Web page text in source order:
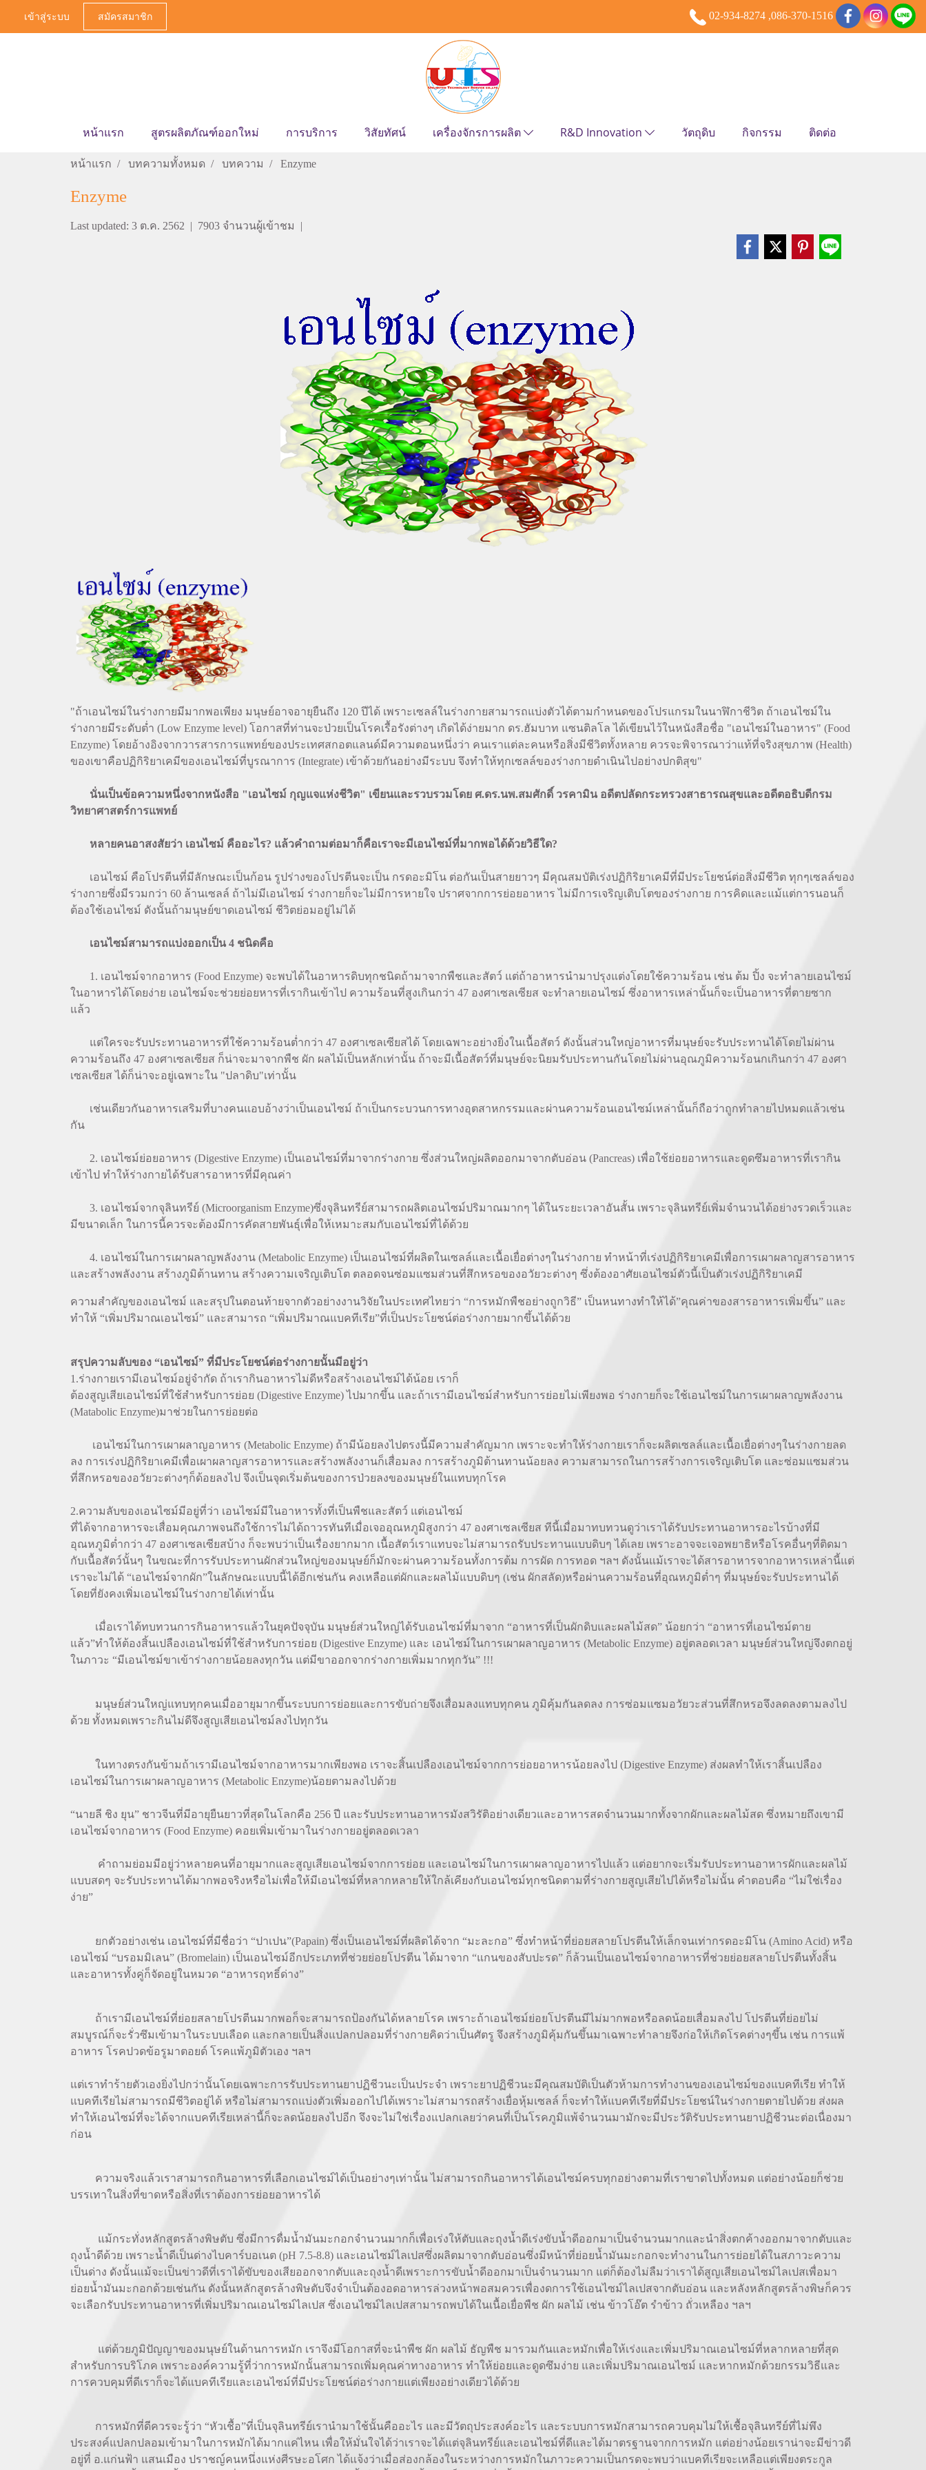
เข้าสู่ระบบ สมัครสมาชิก 02-934-8274 ,086-370-1516
หน้าแรก สูตรผลิตภัณฑ์ออกใหม่ การบริการ วิสัยทัศน์ เครื่องจักรการผลิต R&D Innovation วัตถุดิบ กิจกรรม ติดต่อ
หน้าแรก บทความทั้งหมด บทความ Enzyme
Enzyme
Last updated: 3 ต.ค. 2562 | 7903 จำนวนผู้เข้าชม |
"ถ้าเอนไซม์ในร่างกายมีมากพอเพียง มนุษย์อาจอายุยืนถึง 120 ปีได้ เพราะเซลล์ในร่างกายสามารถแบ่งตัวได้ตามกำหนดของโปรแกรมในนาฬิกาชีวิต ถ้าเอนไซม์ใน
ร่างกายมีระดับต่ำ (Low Enzyme level) โอกาสที่ท่านจะป่วยเป็นโรคเรื้อรังต่างๆ เกิดได้ง่ายมาก ดร.ฮัมบาท แซนติลโล ได้เขียนไว้ในหนังสือชื่อ "เอนไซม์ในอาหาร" (Food
Enzyme) โดยอ้างอิงจากวารสารการแพทย์ของประเทศสกอตแลนด์มีความตอนหนึ่งว่า คนเราแต่ละคนหรือสิ่งมีชีวิตทั้งหลาย ควรจะพิจารณาว่าแท้ที่จริงสุขภาพ (Health)
ของเขาคือปฏิกิริยาเคมีของเอนไซม์ที่บูรณาการ (Integrate) เข้าด้วยกันอย่างมีระบบ จึงทำให้ทุกเซลล์ของร่างกายดำเนินไปอย่างปกติสุข"
นั่นเป็นข้อความหนึ่งจากหนังสือ "เอนไซม์ กุญแจแห่งชีวิต" เขียนและรวบรวมโดย ศ.ดร.นพ.สมศักดิ์ วรคามิน อดีตปลัดกระทรวงสาธารณสุขและอดีตอธิบดีกรม
วิทยาศาสตร์การแพทย์
หลายคนอาสงสัยว่า เอนไซม์ คืออะไร? แล้วคำถามต่อมาก็คือเราจะมีเอนไซม์ที่มากพอได้ด้วยวิธีใด?
เอนไซม์ คือโปรตีนที่มีลักษณะเป็นก้อน รูปร่างของโปรตีนจะเป็น กรดอะมิโน ต่อกันเป็นสายยาวๆ มีคุณสมบัติเร่งปฏิกิริยาเคมีที่มีประโยชน์ต่อสิ่งมีชีวิต ทุกๆเซลล์ของ
ร่างกายซึ่งมีรวมกว่า 60 ล้านเซลล์ ถ้าไม่มีเอนไซม์ ร่างกายก็จะไม่มีการหายใจ ปราศจากการย่อยอาหาร ไม่มีการเจริญเติบโตของร่างกาย การคิดและแม้แต่การนอนก็
ต้องใช้เอนไซม์ ดังนั้นถ้ามนุษย์ขาดเอนไซม์ ชีวิตย่อมอยู่ไม่ได้
เอนไซม์สามารถแบ่งออกเป็น 4 ชนิดคือ
1. เอนไซม์จากอาหาร (Food Enzyme) จะพบได้ในอาหารดิบทุกชนิดถ้ามาจากพืชและสัตว์ แต่ถ้าอาหารนำมาปรุงแต่งโดยใช้ความร้อน เช่น ต้ม ปิ้ง จะทำลายเอนไซม์
ในอาหารได้โดยง่าย เอนไซม์จะช่วยย่อยหารที่เรากินเข้าไป ความร้อนที่สูงเกินกว่า 47 องศาเซลเซียส จะทำลายเอนไซม์ ซึ่งอาหารเหล่านั้นก็จะเป็นอาหารที่ตายซาก
แล้ว
แต่ใครจะรับประทานอาหารที่ใช้ความร้อนต่ำกว่า 47 องศาเซลเซียสได้ โดยเฉพาะอย่างยิ่งในเนื้อสัตว์ ดังนั้นส่วนใหญ่อาหารที่มนุษย์จะรับประทานได้โดยไม่ผ่าน
ความร้อนถึง 47 องศาเซลเซียส ก็น่าจะมาจากพืช ผัก ผลไม้เป็นหลักเท่านั้น ถ้าจะมีเนื้อสัตว์ที่มนุษย์จะนิยมรับประทานกันโดยไม่ผ่านอุณภูมิความร้อนกเกินกว่า 47 องศา
เซลเซียส ได้ก็น่าจะอยู่เฉพาะใน "ปลาดิบ"เท่านั้น
เช่นเดียวกันอาหารเสริมที่บางคนแอบอ้างว่าเป็นเอนไซม์ ถ้าเป็นกระบวนการทางอุตสาหกรรมและผ่านความร้อนเอนไซม์เหล่านั้นก็ถือว่าถูกทำลายไปหมดแล้วเช่น
กัน
2. เอนไซม์ย่อยอาหาร (Digestive Enzyme) เป็นเอนไซม์ที่มาจากร่างกาย ซึ่งส่วนใหญ่ผลิตออกมาจากตับอ่อน (Pancreas) เพื่อใช้ย่อยอาหารและดูดซึมอาหารที่เรากิน
เข้าไป ทำให้ร่างกายได้รับสารอาหารที่มีคุณค่า
3. เอนไซม์จากจุลินทรีย์ (Microorganism Enzyme)ซึ่งจุลินทรีย์สามารถผลิตเอนไซม์ปริมาณมากๆ ได้ในระยะเวลาอันสั้น เพราะจุลินทรีย์เพิ่มจำนวนได้อย่างรวดเร็วและ
มีขนาดเล็ก ในการนี้ควรจะต้องมีการคัดสายพันธุ์เพื่อให้เหมาะสมกับเอนไซม์ที่ได้ด้วย
4. เอนไซม์ในการเผาผลาญพลังงาน (Metabolic Enzyme) เป็นเอนไซม์ที่ผลิตในเซลล์และเนื้อเยื่อต่างๆในร่างกาย ทำหน้าที่เร่งปฏิกิริยาเคมีเพื่อการเผาผลาญสารอาหาร
และสร้างพลังงาน สร้างภูมิต้านทาน สร้างความเจริญเติบโต ตลอดจนซ่อมแซมส่วนที่สึกหรอของอวัยวะต่างๆ ซึ่งต้องอาศัยเอนไซม์ตัวนี้เป็นตัวเร่งปฏิกิริยาเคมี
ความสำคัญของเอนไซม์ และสรุปในตอนท้ายจากตัวอย่างงานวิจัยในประเทศไทยว่า “การหมักพืชอย่างถูกวิธี” เป็นหนทางทำให้ได้”คุณค่าของสารอาหารเพิ่มขึ้น” และ
ทำให้ “เพิ่มปริมาณเอนไซม์” และสามารถ “เพิ่มปริมาณแบคทีเรีย”ที่เป็นประโยชน์ต่อร่างกายมากขึ้นได้ด้วย
สรุปความลับของ “เอนไซม์” ที่มีประโยชน์ต่อร่างกายนั้นมีอยู่ว่า
1.ร่างกายเรามีเอนไซม์อยู่จำกัด ถ้าเรากินอาหารไม่ดีหรือสร้างเอนไซม์ได้น้อย เราก็
ต้องสูญเสียเอนไซม์ที่ใช้สำหรับการย่อย (Digestive Enzyme) ไปมากขึ้น และถ้าเรามีเอนไซม์สำหรับการย่อยไม่เพียงพอ ร่างกายก็จะใช้เอนไซม์ในการเผาผลาญพลังงาน
(Matabolic Enzyme)มาช่วยในการย่อยต่อ
เอนไซม์ในการเผาผลาญอาหาร (Metabolic Enzyme) ถ้ามีน้อยลงไปตรงนี้มีความสำคัญมาก เพราะจะทำให้ร่างกายเราก็จะผลิตเซลล์และเนื้อเยื่อต่างๆในร่างกายลด
ลง การเร่งปฏิกิริยาเคมีเพื่อเผาผลาญสารอาหารและสร้างพลังงานก็เสื่อมลง การสร้างภูมิต้านทานน้อยลง ความสามารถในการสร้างการเจริญเติบโต และซ่อมแซมส่วน
ที่สึกหรอของอวัยวะต่างๆก็ด้อยลงไป จึงเป็นจุดเริ่มต้นของการป่วยลงของมนุษย์ในแทบทุกโรค
2.ความลับของเอนไซม์มีอยู่ที่ว่า เอนไซม์มีในอาหารทั้งที่เป็นพืชและสัตว์ แต่เอนไซม์
ที่ได้จากอาหารจะเสื่อมคุณภาพจนถึงใช้การไม่ได้ถาวรทันทีเมื่อเจออุณหภูมิสูงกว่า 47 องศาเซลเซียส ทีนี้เมื่อมาทบทวนดูว่าเราได้รับประทานอาหารอะไรบ้างที่มี
อุณหภูมิต่ำกว่า 47 องศาเซลเซียสบ้าง ก็จะพบว่าเป็นเรื่องยากมาก เนื้อสัตว์เราแทบจะไม่สามารถรับประทานแบบดิบๆ ได้เลย เพราะอาจจะเจอพยาธิหรือโรคอื่นๆที่ติดมา
กับเนื้อสัตว์นั้นๆ ในขณะที่การรับประทานผักส่วนใหญ่ของมนุษย์ก็มักจะผ่านความร้อนทั้งการต้ม การผัด การทอด ฯลฯ ดังนั้นแม้เราจะได้สารอาหารจากอาหารเหล่านี้แต่
เราจะไม่ได้ “เอนไซม์จากผัก”ในลักษณะแบบนี้ได้อีกเช่นกัน คงเหลือแต่ผักและผลไม้แบบดิบๆ (เช่น ผักสลัด)หรือผ่านความร้อนที่อุณหภูมิต่ำๆ ที่มนุษย์จะรับประทานได้
โดยที่ยังคงเพิ่มเอนไซม์ในร่างกายได้เท่านั้น
เมื่อเราได้ทบทวนการกินอาหารแล้วในยุคปัจจุบัน มนุษย์ส่วนใหญ่ได้รับเอนไซม์ที่มาจาก “อาหารที่เป็นผักดิบและผลไม้สด” น้อยกว่า “อาหารที่เอนไซม์ตาย
แล้ว”ทำให้ต้องสิ้นเปลืองเอนไซม์ที่ใช้สำหรับการย่อย (Digestive Enzyme) และ เอนไซม์ในการเผาผลาญอาหาร (Metabolic Enzyme) อยู่ตลอดเวลา มนุษย์ส่วนใหญ่จึงตกอยู่
ในภาวะ “มีเอนไซม์ขาเข้าร่างกายน้อยลงทุกวัน แต่มีขาออกจากร่างกายเพิ่มมากทุกวัน” !!!
มนุษย์ส่วนใหญ่แทบทุกคนเมื่ออายุมากขึ้นระบบการย่อยและการขับถ่ายจึงเสื่อมลงแทบทุกคน ภูมิคุ้มกันลดลง การซ่อมแซมอวัยวะส่วนที่สึกหรอจึงลดลงตามลงไป
ด้วย ทั้งหมดเพราะกินไม่ดีจึงสูญเสียเอนไซม์ลงไปทุกวัน
ในทางตรงกันข้ามถ้าเรามีเอนไซม์จากอาหารมากเพียงพอ เราจะสิ้นเปลืองเอนไซม์จากการย่อยอาหารน้อยลงไป (Digestive Enzyme) ส่งผลทำให้เราสิ้นเปลือง
เอนไซม์ในการเผาผลาญอาหาร (Metabolic Enzyme)น้อยตามลงไปด้วย
“นายลี ชิง ยุน” ชาวจีนที่มีอายุยืนยาวที่สุดในโลกคือ 256 ปี และรับประทานอาหารมังสวิรัติอย่างเดียวและอาหารสดจำนวนมากทั้งจากผักและผลไม้สด ซึ่งหมายถึงเขามี
เอนไซม์จากอาหาร (Food Enzyme) คอยเพิ่มเข้ามาในร่างกายอยู่ตลอดเวลา
คำถามย่อมมีอยู่ว่าหลายคนที่อายุมากและสูญเสียเอนไซม์จากการย่อย และเอนไซม์ในการเผาผลาญอาหารไปแล้ว แต่อยากจะเริ่มรับประทานอาหารผักและผลไม้
แบบสดๆ จะรับประทานได้มากพอจริงหรือไม่เพื่อให้มีเอนไซม์ที่หลากหลายให้ใกล้เคียงกับเอนไซม์ทุกชนิดตามที่ร่างกายสูญเสียไปได้หรือไม่นั้น คำตอบคือ “ไม่ใช่เรื่อง
ง่าย”
ยกตัวอย่างเช่น เอนไซม์ที่มีชื่อว่า “ปาเปน”(Papain) ซึ่งเป็นเอนไซม์ที่ผลิตได้จาก “มะละกอ” ซึ่งทำหน้าที่ย่อยสลายโปรตีนให้เล็กจนเท่ากรดอะมิโน (Amino Acid) หรือ
เอนไซม์ “บรอมมิเลน” (Bromelain) เป็นเอนไซม์อีกประเภทที่ช่วยย่อยโปรตีน ได้มาจาก “แกนของสับปะรด” ก็ล้วนเป็นเอนไซม์จากอาหารที่ช่วยย่อยสลายโปรตีนทั้งสิ้น
และอาหารทั้งคู่ก็จัดอยู่ในหมวด “อาหารฤทธิ์ด่าง”
ถ้าเรามีเอนไซม์ที่ย่อยสลายโปรตีนมากพอก็จะสามารถป้องกันได้หลายโรค เพราะถ้าเอนไซม์ย่อยโปรตีนมีไม่มากพอหรือลดน้อยเสื่อมลงไป โปรตีนที่ย่อยไม่
สมบูรณ์ก็จะรั่วซึมเข้ามาในระบบเลือด และกลายเป็นสิ่งแปลกปลอมที่ร่างกายคิดว่าเป็นศัตรู จึงสร้างภูมิคุ้มกันขึ้นมาเฉพาะทำลายจึงก่อให้เกิดโรคต่างๆขึ้น เช่น การแพ้
อาหาร โรคปวดข้อรูมาตอยด์ โรคแพ้ภูมิตัวเอง ฯลฯ
แต่เราทำร้ายตัวเองยิ่งไปกว่านั้นโดยเฉพาะการรับประทานยาปฏิชีวนะเป็นประจำ เพราะยาปฏิชีวนะมีคุณสมบัติเป็นตัวห้ามการทำงานของเอนไซม์ของแบคทีเรีย ทำให้
แบคทีเรียไม่สามารถมีชีวิตอยู่ได้ หรือไม่สามารถแบ่งตัวเพิ่มออกไปได้เพราะไม่สามารถสร้างเยื่อหุ้มเซลล์ ก็จะทำให้แบคทีเรียที่มีประโยชน์ในร่างกายตายไปด้วย ส่งผล
ทำให้เอนไซม์ที่จะได้จากแบคทีเรียเหล่านี้ก็จะลดน้อยลงไปอีก จึงจะไม่ใช่เรื่องแปลกเลยว่าคนที่เป็นโรคภูมิแพ้จำนวนมามักจะมีประวัติรับประทานยาปฏิชีวนะต่อเนื่องมา
ก่อน
ความจริงแล้วเราสามารถกินอาหารที่เลือกเอนไซม์ได้เป็นอย่างๆเท่านั้น ไม่สามารถกินอาหารได้เอนไซม์ครบทุกอย่างตามที่เราขาดไปทั้งหมด แต่อย่างน้อยก็ช่วย
บรรเทาในสิ่งที่ขาดหรือสิ่งที่เราต้องการย่อยอาหารได้
แม้กระทั่งหลักสูตรล้างพิษตับ ซึ่งมีการดื่มน้ำมันมะกอกจำนวนมากก็เพื่อเร่งให้ตับและถุงน้ำดีเร่งขับน้ำดีออกมาเป็นจำนวนมากและนำสิ่งตกค้างออกมาจากตับและ
ถุงน้ำดีด้วย เพราะน้ำดีเป็นด่างไบคาร์บอเนต (pH 7.5-8.8) และเอนไซม์ไลเปสซึ่งผลิตมาจากตับอ่อนซึ่งมีหน้าที่ย่อยน้ำมันมะกอกจะทำงานในการย่อยได้ในสภาวะความ
เป็นด่าง ดังนั้นแม้จะเป็นข่าวดีที่เราได้ขับของเสียออกจากตับและถุงน้ำดีเพราะการขับน้ำดีออกมาเป็นจำนวนมาก แต่ก็ต้องไม่ลืมว่าเราได้สูญเสียเอนไซม์ไลเปสเพื่อมา
ย่อยน้ำมันมะกอกด้วยเช่นกัน ดังนั้นหลักสูตรล้างพิษตับจึงจำเป็นต้องอดอาหารล่วงหน้าพอสมควรเพื่องดการใช้เอนไซม์ไลเปสจากตับอ่อน และหลังหลักสูตรล้างพิษก็ควร
จะเลือกรับประทานอาหารที่เพิ่มปริมาณเอนไซม์ไลเปส ซึ่งเอนไซม์ไลเปสสามารถพบได้ในเนื้อเยื่อพืช ผัก ผลไม้ เช่น ข้าวโอ๊ต รำข้าว ถั่วเหลือง ฯลฯ
แต่ด้วยภูมิปัญญาของมนุษย์ในด้านการหมัก เราจึงมีโอกาสที่จะนำพืช ผัก ผลไม้ ธัญพืช มารวมกันและหมักเพื่อให้เร่งและเพิ่มปริมาณเอนไซม์ที่หลากหลายที่สุด
สำหรับการบริโภค เพราะองค์ความรู้ที่ว่าการหมักนั้นสามารถเพิ่มคุณค่าทางอาหาร ทำให้ย่อยและดูดซึมง่าย และเพิ่มปริมาณเอนไซม์ และหากหมักด้วยกรรมวิธีและ
การควบคุมที่ดีเราก็จะได้แบคทีเรียและเอนไซม์ที่มีประโยชน์ต่อร่างกายแต่เพียงอย่างเดียวได้ด้วย
การหมักที่ดีควรจะรู้ว่า “หัวเชื้อ”ที่เป็นจุลินทรีย์เรานำมาใช้นั้นคืออะไร และมีวัตถุประสงค์อะไร และระบบการหมักสามารถควบคุมไม่ให้เชื้อจุลินทรีย์ที่ไม่พึง
ประสงค์แปลกปลอมเข้ามาในการหมักได้มากแค่ไหน เพื่อให้มั่นใจได้ว่าเราจะได้แต่จุลินทรีย์และเอนไซม์ที่ดีและได้มาตรฐานจากการหมัก แต่อย่างน้อยเราน่าจะมีข่าวดี
อยู่ที่ อ.แก่นฟ้า แสนเมือง ปราชญ์คนหนึ่งแห่งศีรษะอโศก ได้แจ้งว่าเมื่อส่องกล้องในระหว่างการหมักในภาวะความเป็นกรดจะพบว่าแบคทีเรียจะเหลือแต่เพียงตระกูล